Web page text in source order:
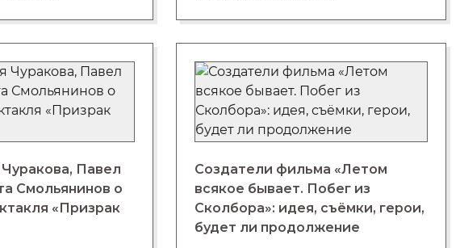
Павел
Смольянинов о
«Призрак
Создатели фильма «Летом
всякое бывает. Побег из
Сколбора»: идея, съёмки, герои,
будет ли продолжение